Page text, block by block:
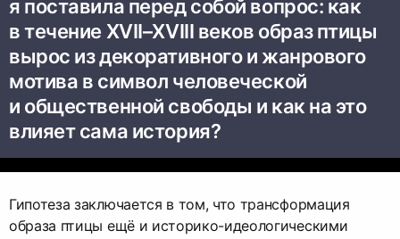
я поставила перед собой вопрос: как
в течение XVII–XVIII веков образ птицы
вырос из декоративного и жанрового
мотива в символ человеческой
и общественной свободы и как на это
влияет сама история?
Гипотеза заключается в том, что трансформация
образа птицы ещё и историко-идеологическими